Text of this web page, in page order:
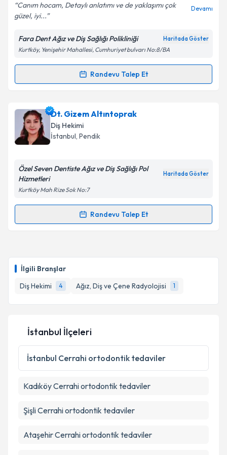
İlgili Branşlar
Diş Hekimi
4 Ağız, Diş ve Çene Radyolojisi 1
Kişisel verilerimin işlenmesine ilişkin
Aydınlatma
Metni'ni okudum ve kişisel verilerimin belirtilen
kapsamda işlenmesini kabul ediyorum.
Canım hocam, Detaylı anlatımı ve de yaklaşımı çok
güzel, iyi...
Devamı
Fara Dent Ağız ve Diş Sağlığı Polikliniği Haritada Göster
Kurtköy, Yenişehir Mahallesi, Cumhuriyet bulvarı No:8/BA
Randevu Talep Et
Randevu Takvimi Talebi
Dt. Fatma Şahin için randevu takvimi talebi oluşturun.
Size bu uzmandan randevu almanız için bir takvim
hazırlandığında e-posta ile bilgilendireceğiz.
Kişisel verilerimin işlenmesine ilişkinAydınlatma
'ni okudum ve kişisel verilerimin belirtilen
kapsamda işlenmesini kabul ediyorum.
Takvim Talebini Gönder
Dt. Gizem Altıntoprak
Diş Hekimi
İstanbul, Pendik
Özel Seven Dentiste Ağız ve Diş Sağlığı Pol
Hizmetleri
Haritada Göster
Kurtköy Mah Rize Sok No:7
Randevu Talep Et
Randevu Takvimi Talebi
takvim hazırlandığında e-posta ile bilgilendireceğiz.
E-posta Adresiniz
Kişisel verilerimin işlenmesine ilişkinAydınlatma
Metni
'ni okudum ve kişisel verilerimin belirtilen
kapsamda işlenmesini kabul ediyorum.
İstanbul İlçeleri
İstanbul Cerrahi ortodontik tedaviler
KadıköyCerrahi ortodontik tedaviler
ŞişliCerrahi ortodontik tedaviler
AtaşehirCerrahi ortodontik tedaviler